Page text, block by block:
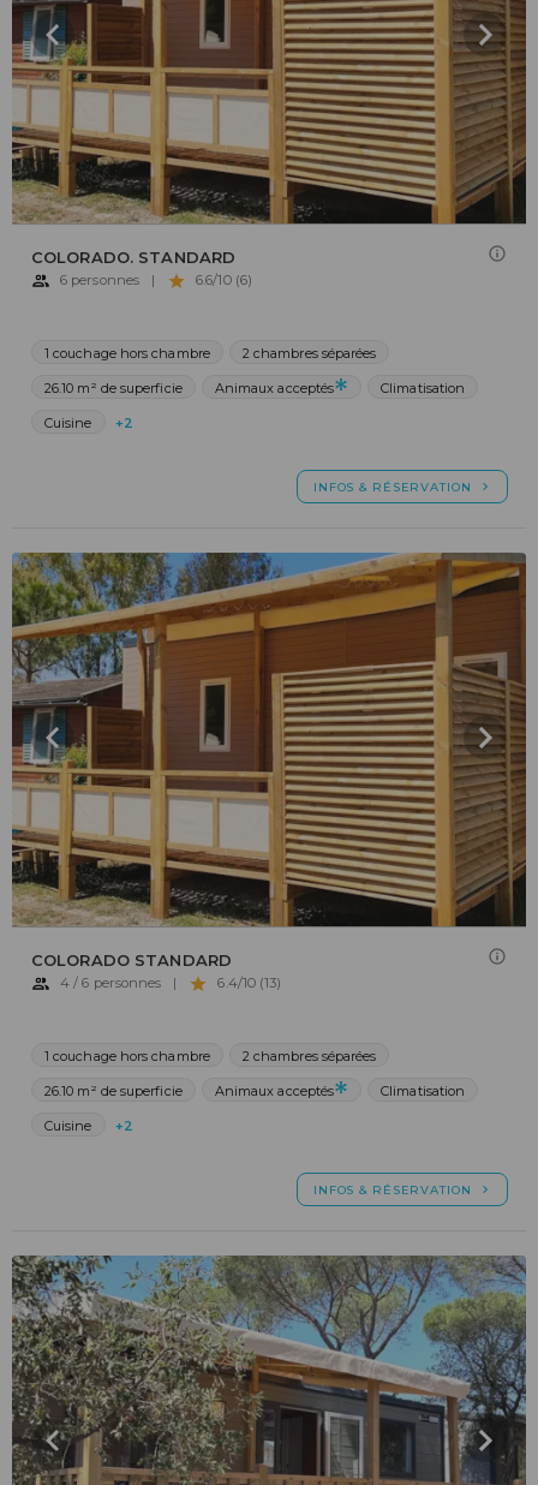
COLORADO. STANDARD
6 personnes | 6.6/10 (6)
1 couchage hors chambre 2 chambres séparées
26.10 m² de superficie Animaux acceptés Climatisation
Cuisine +2
INFOS & RÉSERVATION
COLORADO STANDARD
4 / 6 personnes | 6.4/10 (13)
1 couchage hors chambre 2 chambres séparées
26.10 m² de superficie Animaux acceptés Climatisation
Cuisine +2
INFOS & RÉSERVATION